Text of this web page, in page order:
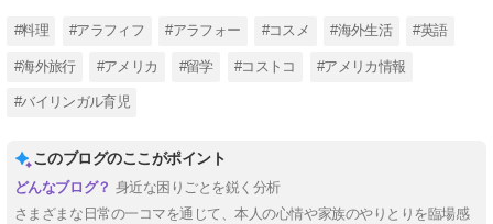
#料理 #アラフィフ #アラフォー #コスメ #海外生活 #英語
#海外旅行 #アメリカ #留学 #コストコ #アメリカ情報
#バイリンガル育児
このブログのここがポイント
身近な困りごとを鋭く分析
さまざまな日常の一コマを通じて、本人の心情や家族のやりとりを臨場感